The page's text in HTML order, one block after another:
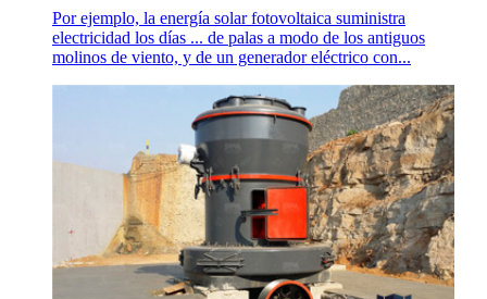
Por ejemplo, la energía solar fotovoltaica suministra
electricidad los días ... de palas a modo de los antiguos
molinos de viento, y de un generador eléctrico con...